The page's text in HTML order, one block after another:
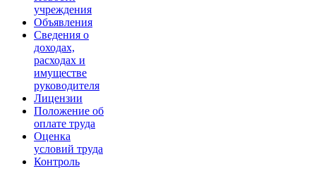
учреждения
Объявления
Сведения о
доходах,
расходах и
имуществе
руководителя
Лицензии
Положение об
оплате труда
Оценка
условий труда
Контроль